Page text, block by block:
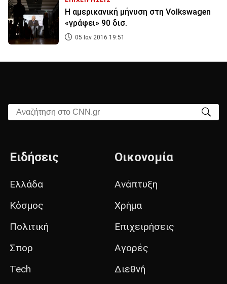
Η αμερικανική μήνυση στη Volkswagen
«γράφει» 90 δισ.
05 Ιαν 2016 19:51
Αναζήτηση στο CNN.gr
Ειδήσεις
Ελλάδα
Κόσμος
Πολιτική
Σπορ
Tech
Οικονομία
Ανάπτυξη
Χρήμα
Επιχειρήσεις
Αγορές
Διεθνή